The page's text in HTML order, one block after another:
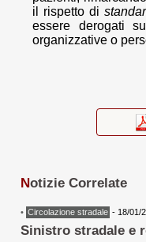
il rispetto di
essere derogati
organizzative o
Notizie Correlate
• Circolazione stradale - 18/01/
Sinistro stradale e